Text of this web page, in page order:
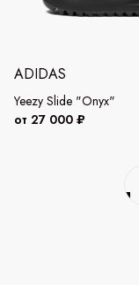
ADIDAS
Yeezy Slide "Onyx"
от 27 000 ₽